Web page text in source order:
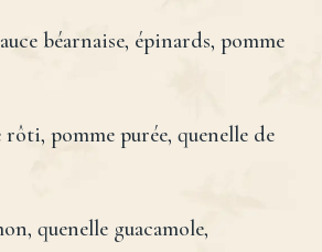
béarnaise, épinards, pomme
rôti, pomme purée, quenelle de
quenelle guacamole,